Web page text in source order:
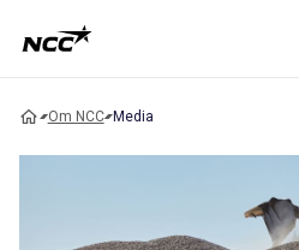
Om NCC Media